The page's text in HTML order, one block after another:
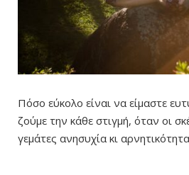
Πόσο εύκολο είναι να είμαστε
ζούμε την κάθε στιγμή, όταν οι
γεμάτες ανησυχία κι